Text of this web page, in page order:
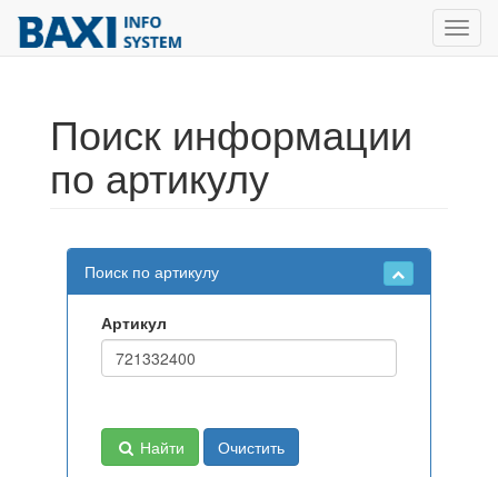
Поиск информации
по артикулу
Поиск по артикулу
Артикул
Найти Очистить